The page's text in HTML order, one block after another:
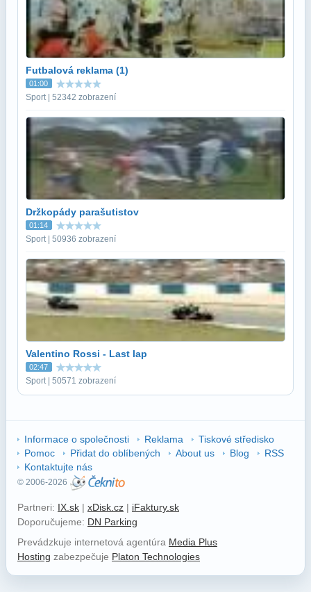
Futbalová reklama (1)
01:00
Sport | 52342 zobrazení
Držkopády parašutistov
01:14
Sport | 50936 zobrazení
Valentino Rossi - Last lap
02:47
Sport | 50571 zobrazení
Informace o společnosti Reklama
Tiskové středisko
Pomoc
Přidat do oblíbených About us Blog
RSS
Kontaktujte nás
© 2006-2026
Partneri: IX.sk | xDisk.cz | iFaktury.sk
Doporučujeme: DN Parking
Prevádzkuje internetová agentúra Media Plus
Hosting zabezpečuje Platon Technologies